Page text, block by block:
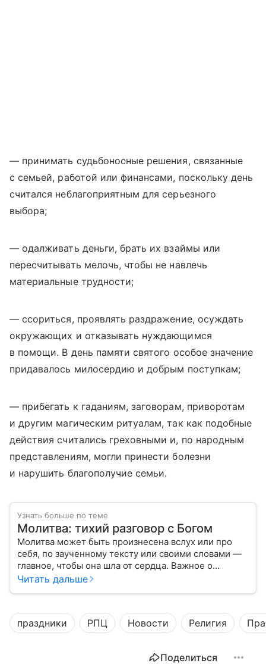
— принимать судьбоносные решения, связанные
с семьей, работой или финансами, поскольку день
считался неблагоприятным для серьезного
выбора;
— одалживать деньги, брать их взаймы или
пересчитывать мелочь, чтобы не навлечь
материальные трудности;
— ссориться, проявлять раздражение, осуждать
окружающих и отказывать нуждающимся
в помощи. В день памяти святого особое значение
придавалось милосердию и добрым поступкам;
— прибегать к гаданиям, заговорам, приворотам
и другим магическим ритуалам, так как подобные
действия считались греховными и, по народным
представлениям, могли принести болезни
и нарушить благополучие семьи.
Узнать больше по теме
Молитва: тихий разговор с Богом
Молитва может быть произнесена вслух или про
себя, по заученному тексту или своими словами —
главное, чтобы она шла от сердца. Важное о
значении молитв — в нашем материале.
Читать дальше
праздники РПЦ Новости Религия
Поделиться